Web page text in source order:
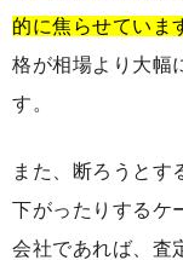
的に焦らせていま
格が相場より大幅
す。
また、断ろうとす
下がったりするケ
会社であれば、査